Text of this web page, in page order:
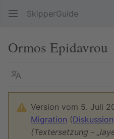
SkipperGuide
Ormos Epidavrou
Sprache
Version vom 5. Juli
Migration (Diskussion
(Textersetzung -